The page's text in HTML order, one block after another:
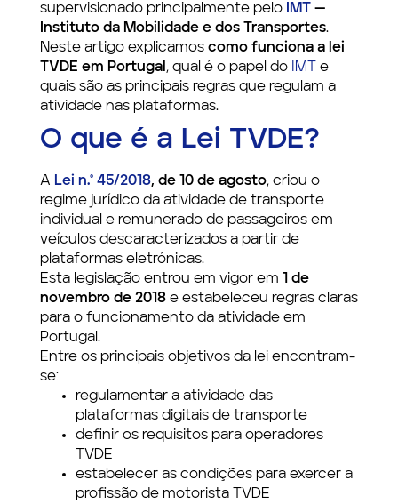
supervisionado principalmente pelo
IMT—
Instituto da Mobilidade e dos Transportes.
Neste artigo explicamos como funciona a lei
TVDE em Portugal , qual é o papel do IMT
e
quais são as principais regras que regulam a
atividade nas plataformas.
O que é a Lei TVDE?
A Lei n.º 45/2018, de 10 de agosto, criou o
regime jurídico da atividade de transporte
individual e remunerado de passageiros em
veículos descaracterizados a partir de
plataformas eletrónicas.
Esta legislação entrou em vigor em 1 de
novembro de 2018e estabeleceu regras claras
para o funcionamento da atividade em
Portugal.
Entre os principais objetivos da lei encontram-
se:
regulamentar a atividade das
plataformas digitais de transporte
definir os requisitos para operadores
TVDE
estabelecer as condições para exercer a
profissão de motorista TVDE